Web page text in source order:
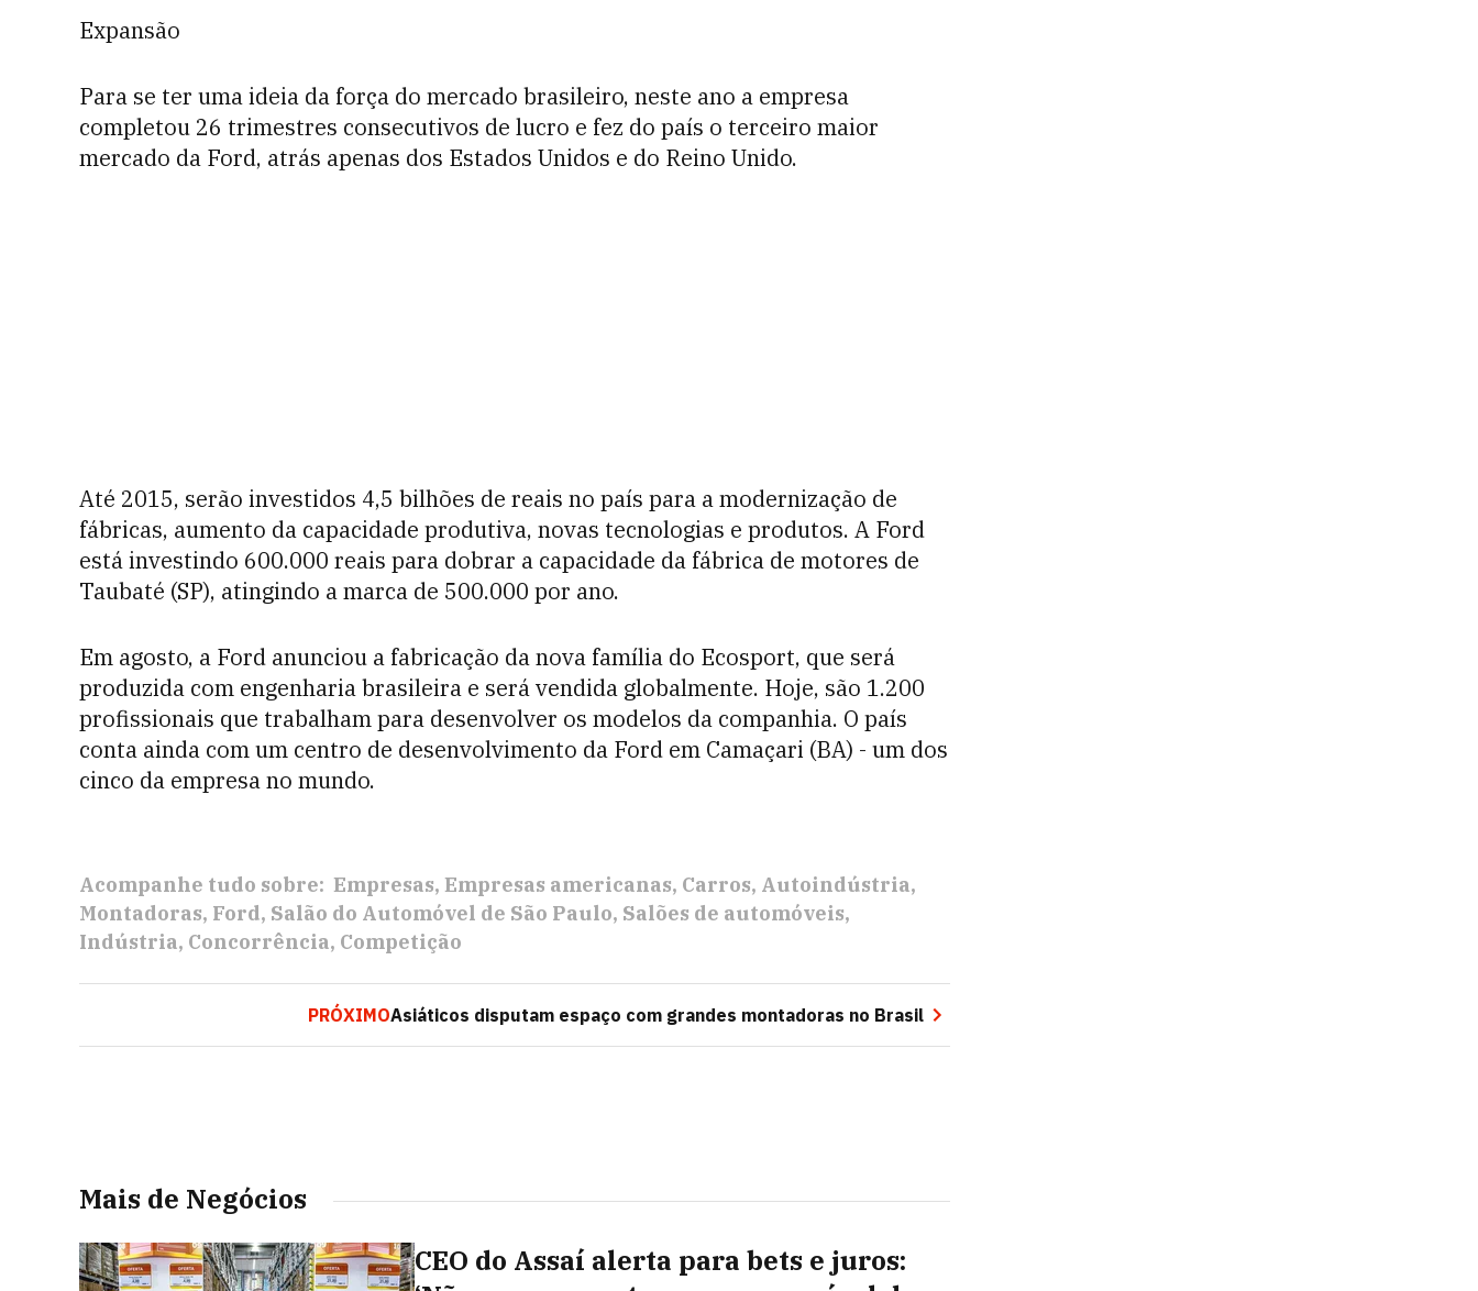
Expansão
Para se ter uma ideia da força do mercado brasileiro, neste ano a empresa
completou 26 trimestres consecutivos de lucro e fez do país o terceiro maior
mercado da Ford, atrás apenas dos Estados Unidos e do Reino Unido.
Até 2015, serão investidos 4,5 bilhões de reais no país para a modernização de
fábricas, aumento da capacidade produtiva, novas tecnologias e produtos. A Ford
está investindo 600.000 reais para dobrar a capacidade da fábrica de motores de
Taubaté (SP), atingindo a marca de 500.000 por ano.
Em agosto, a Ford anunciou a fabricação da nova família do Ecosport, que será
produzida com engenharia brasileira e será vendida globalmente. Hoje, são 1.200
profissionais que trabalham para desenvolver os modelos da companhia. O país
conta ainda com um centro de desenvolvimento da Ford em Camaçari (BA) - um dos
cinco da empresa no mundo.
Acompanhe tudo sobre: Empresas Empresas americanas Carros Autoindústria
Montadoras Ford Salão do Automóvel de São Paulo Salões de automóveis
Indústria Concorrência Competição
PRÓXIMOAsiáticos disputam espaço com grandes montadoras no Brasil
Mais de Negócios
CEO do Assaí alerta para bets e juros: